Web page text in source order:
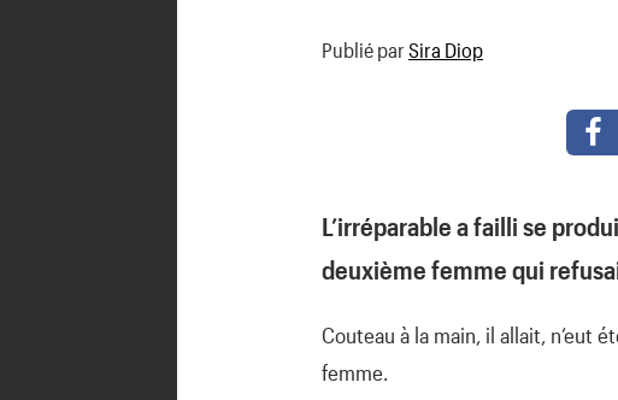
Publié par Sira Diop
L’irréparable a failli se
deuxième femme qui
Couteau à la main, il allait, n’eut
femme.